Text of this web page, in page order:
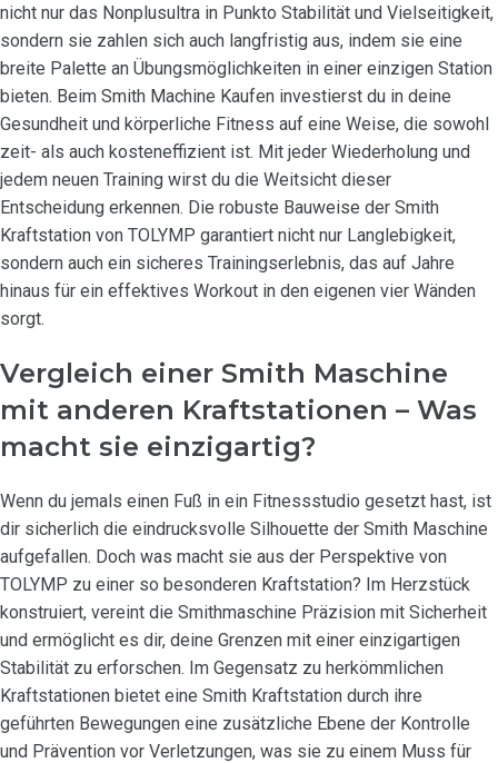
nicht nur das Nonplusultra in Punkto Stabilität und Vielseitigkeit,
sondern sie zahlen sich auch langfristig aus, indem sie eine
breite Palette an Übungsmöglichkeiten in einer einzigen Station
bieten. Beim Smith Machine Kaufen investierst du in deine
Gesundheit und körperliche Fitness auf eine Weise, die sowohl
zeit- als auch kosteneffizient ist. Mit jeder Wiederholung und
jedem neuen Training wirst du die Weitsicht dieser
Entscheidung erkennen. Die robuste Bauweise der Smith
Kraftstation von TOLYMP garantiert nicht nur Langlebigkeit,
sondern auch ein sicheres Trainingserlebnis, das auf Jahre
hinaus für ein effektives Workout in den eigenen vier Wänden
sorgt.
Vergleich einer Smith Maschine
mit anderen Kraftstationen – Was
macht sie einzigartig?
Wenn du jemals einen Fuß in ein Fitnessstudio gesetzt hast, ist
dir sicherlich die eindrucksvolle Silhouette der Smith Maschine
aufgefallen. Doch was macht sie aus der Perspektive von
TOLYMP zu einer so besonderen Kraftstation? Im Herzstück
konstruiert, vereint die Smithmaschine Präzision mit Sicherheit
und ermöglicht es dir, deine Grenzen mit einer einzigartigen
Stabilität zu erforschen. Im Gegensatz zu herkömmlichen
Kraftstationen bietet eine Smith Kraftstation durch ihre
geführten Bewegungen eine zusätzliche Ebene der Kontrolle
und Prävention vor Verletzungen, was sie zu einem Muss für